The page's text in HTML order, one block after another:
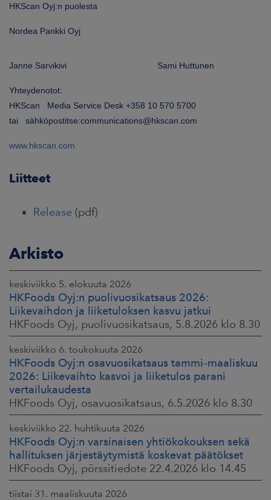
HKScan Oyj:n puolesta
Nordea Pankki Oyj
Janne Sarvikivi Sami Huttunen
Yhteydenotot:
HKScan Media Service Desk +358 10 570 5700
tai sähköpostitse:communications@hkscan.com
www.hkscan.com
Liitteet
Release (pdf)
Arkisto
keskiviikko 5. elokuuta 2026
HKFoods Oyj:n puolivuosikatsaus 2026:
Liikevaihdon ja liiketuloksen kasvu jatkui
HKFoods Oyj, puolivuosikatsaus, 5.8.2026 klo 8.30
keskiviikko 6. toukokuuta 2026
HKFoods Oyj:n osavuosikatsaus tammi–maaliskuu
2026: Liikevaihto kasvoi ja liiketulos parani
vertailukaudesta
HKFoods Oyj, osavuosikatsaus, 6.5.2026 klo 8.30
keskiviikko 22. huhtikuuta 2026
HKFoods Oyj:n varsinaisen yhtiökokouksen sekä
hallituksen järjestäytymistä koskevat päätökset
HKFoods Oyj, pörssitiedote 22.4.2026 klo 14.45
tiistai 31. maaliskuuta 2026